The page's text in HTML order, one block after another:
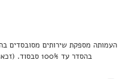
העמותה מספקת שירותים מסובסדים
בהסדר עד 100% סבסוד. (זכאות תיבדק על פי הקריטריונים)